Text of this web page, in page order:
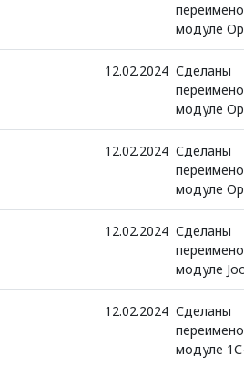
модуле
12.02.2024 Сделаны
модуле
12.02.2024 Сделаны
модуле
12.02.2024 Сделаны
модуле
12.02.2024 Сделаны
модуле